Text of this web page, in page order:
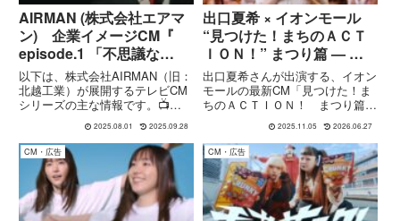
AIRMAN (株式会社エアマ
ン) 企業イメージCM『
episode.1 「不思議な
力」』篇
以下は、株式会社AIRMAN（旧：
北越工業）が展開するテレビCM
シリーズの主な情報です。📺
2025年4月1日に社名を「北越工
業」から株式会社AIRMANに変更
し、それに合わせてブランド認知
と企業イメージの...
2025.08.01 2025.09.28
出口夏希 × イオンモール
“見つけた！まちのＡＣＴ
ＩＯＮ！” まつり篇 — 地
域と出会う、モールの新し
いかたち
出口夏希さんが出演する、イオン
モールの最新CM「見つけた！ま
ちのＡＣＴＩＯＮ！ まつり篇」
がりをテーマに、モールを通じ
て“まち”と出会う瞬間を描く映像
を、ブログで詳しく解説します。
2025.11.05 2026.06.27
CM・広告 CM・広告